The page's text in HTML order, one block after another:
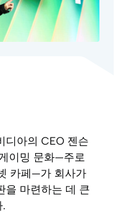
디아의 CEO 젠슨
이밍 문화—주로
카페—가 회사가
을 마련하는 데 큰